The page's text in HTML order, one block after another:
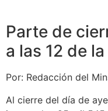
Parte de
a las 12 de
Por: Redacción del
Al cierre del día de